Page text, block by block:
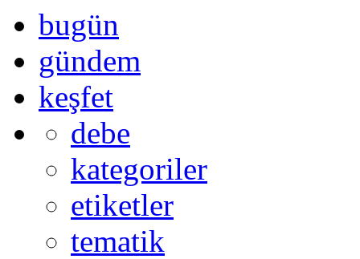
bugün
gündem
keşfet
debe
kategoriler
etiketler
tematik